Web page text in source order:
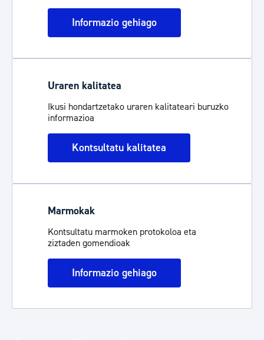
Informazio gehiago
Uraren kalitatea
Ikusi hondartzetako uraren kalitateari buruzko
informazioa
Kontsultatu kalitatea
Marmokak
Kontsultatu marmoken protokoloa eta
ziztaden gomendioak
Informazio gehiago